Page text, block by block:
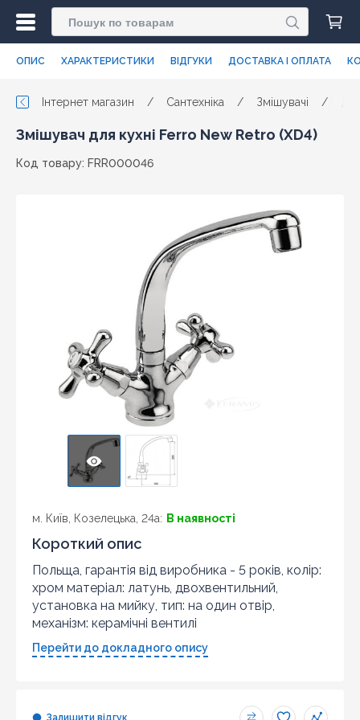
ОПИС ХАРАКТЕРИСТИКИ ВІДГУКИ ДОСТАВКА І ОПЛАТА
Інтернет магазин / Сантехніка / Змішувачі /
Змішувач для кухні Ferro New Retro (XD4)
Код товару: FRR000046
м. Київ, Козелецька, 24а: В наявності
Короткий опис
Польща, гарантія від виробника - 5 років, колір:
хром матеріал: латунь, двохвентильний,
установка на мийку, тип: на один отвір,
механізм: керамічні вентилі
Перейти до докладного опису
Залишити відгук